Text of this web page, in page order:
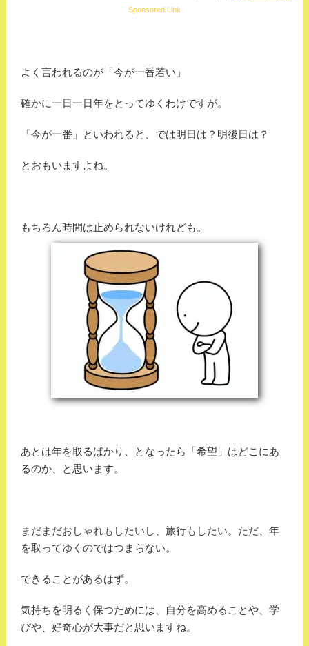
Sponsored Link
よく言われるのが「今が一番若い」
確かに一日一日年をとってゆくわけですが。
「今が一番」といわれると、では明日は？明後日は？
とおもいますよね。
もちろん時間は止められないけれども。
あとは年を取るばかり、となったら「希望」はどこにあ
るのか、と思います。
まだまだおしゃれもしたいし、旅行もしたい。ただ、年
を取ってゆくのではつまらない。
できることがあるはず。
気持ちを明るく保つためには、自分を高めることや、学
びや、好奇心が大事だと思いますね。